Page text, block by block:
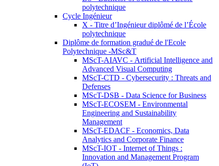
polytechnique
Cycle Ingénieur
X - Titre d’Ingénieur diplômé de l’École
polytechnique
Diplôme de formation gradué de l'Ecole
Polytechnique -MSc&T
MScT-AIAVC - Artificial Intelligence and
Advanced Visual Computing
MScT-CTD - Cybersecurity : Threats and
Defenses
MScT-DSB - Data Science for Business
MScT-ECOSEM - Environmental
Engineering and Sustainability
Management
MScT-EDACF - Economics, Data
Analytics and Corporate Finance
MScT-IOT - Internet of Things :
Innovation and Management Program